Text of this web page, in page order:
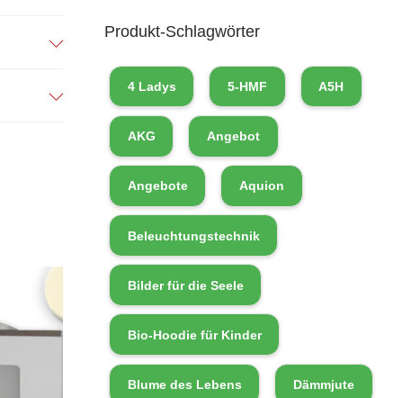
Produkt-Schlagwörter
4 Ladys 5-HMF A5H
AKG Angebot
Angebote Aquion
Beleuchtungstechnik
Bilder für die Seele
Bio-Hoodie für Kinder
Blume des Lebens Dämmjute